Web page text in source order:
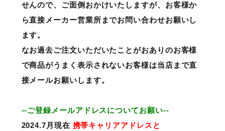
せんので、ご面倒おかけいたしますが、お客様か
ら直接メーカー営業所までお問い合わせお願いし
ます。
なお過去ご注文いただいたことがおありのお客様
で商品がうまく表示されないお客様は当店まで直
接メールお願いします。
--ご登録メールアドレスについてお願い--
2024.7月現在 携帯キャリアアドレスと